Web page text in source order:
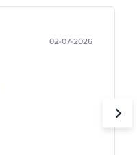
02-07-2026